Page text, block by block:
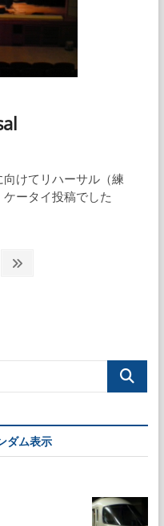
けてリハーサル（練
ータイ投稿でした
ダム表示